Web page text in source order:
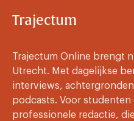
Trajectum
Trajectum Online brengt
Utrecht. Met dagelijkse
interviews,
podcasts. Voor studenten
professionele redactie,